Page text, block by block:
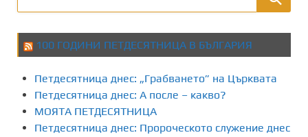
е
л
н
е
100 ГОДИНИ ПЕТДЕСЯТНИЦА В БЪЛГАРИЯ
Петдесятница днес: „Грабването” на Църквата
Петдесятница днес: А после – какво?
МОЯТА ПЕТДЕСЯТНИЦА
Петдесятница днес: Пророческото служение днес